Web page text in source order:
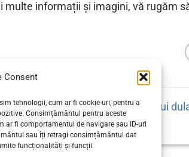
Consent
tehnologii, cum ar fi cookie-uri, pentru a
Consimțământul pentru aceste
ar fi comportamentul de navigare sau ID-uri
sau îți retragi consimțământul dat
funcționalități și funcții.
multe informații și imagini, vă rugăm
de compartimentare ale unui
de curatenie